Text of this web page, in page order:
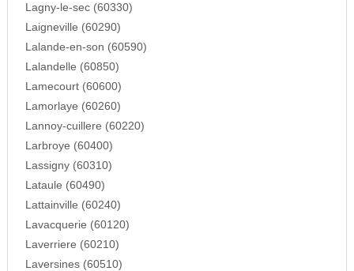
Lagny-le-sec (60330)
Laigneville (60290)
Lalande-en-son (60590)
Lalandelle (60850)
Lamecourt (60600)
Lamorlaye (60260)
Lannoy-cuillere (60220)
Larbroye (60400)
Lassigny (60310)
Lataule (60490)
Lattainville (60240)
Lavacquerie (60120)
Laverriere (60210)
Laversines (60510)